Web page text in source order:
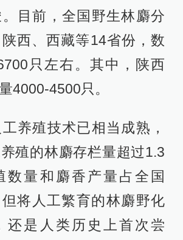
目前，全国野生林麝分
西、西藏等14省份，数
只左右。其中，陕西
4000-4500只。
养殖技术已相当成熟，
殖的林麝存栏量超过1.3
数量和麝香产量占全国
将人工繁育的林麝野化
还是人类历史上首次尝